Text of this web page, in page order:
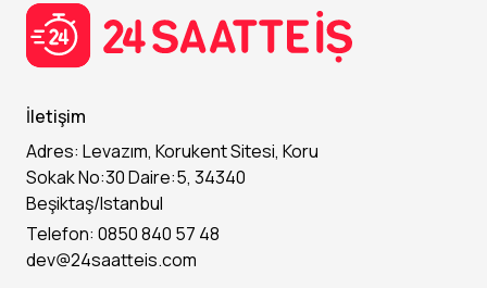
-Banka ve kasa işlemlerini kontrol etmek
Aranan Nitelikler:
-Muhasebe veya finans alanında deneyimli
İletişim
Adres: Levazım, Korukent Sitesi, Koru
Sokak No:30 Daire:5, 34340
Beşiktaş/Istanbul
Telefon: 0850 840 57 48
dev@24saatteis.com